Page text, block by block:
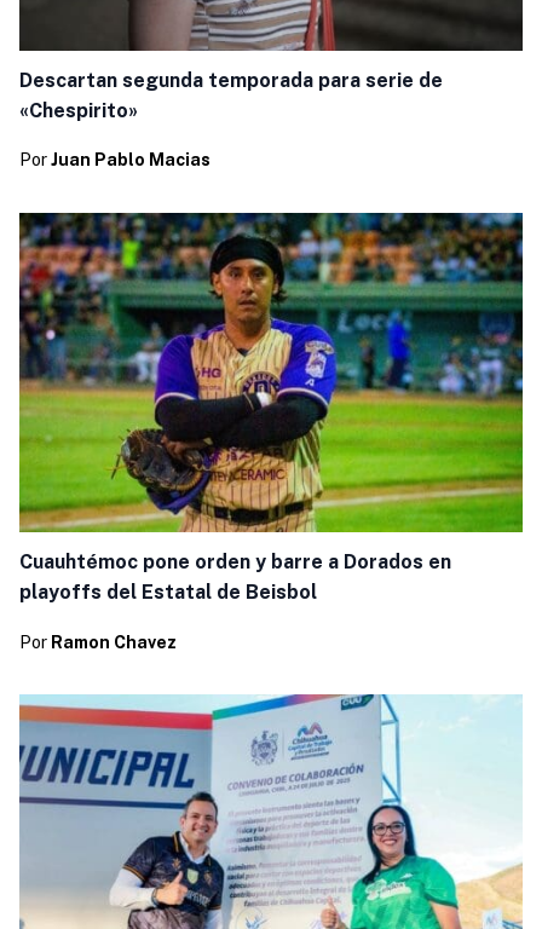
Descartan segunda temporada para serie de
«Chespirito»
Por Juan Pablo Macias
Cuauhtémoc pone orden y barre a Dorados en
playoffs del Estatal de Beisbol
Por Ramon Chavez